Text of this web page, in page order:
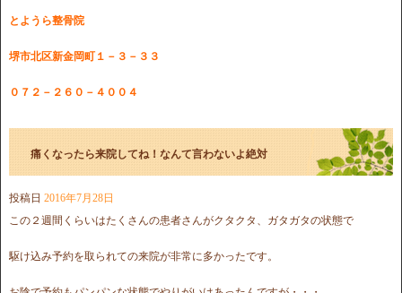
とようら整骨院
堺市北区新金岡町１－３－３３
０７２－２６０－４００４
痛くなったら来院してね！なんて言わないよ絶対
投稿日 2016年7月28日
この２週間くらいはたくさんの患者さんがクタクタ、ガタガタの状態で
駆け込み予約を取られての来院が非常に多かったです。